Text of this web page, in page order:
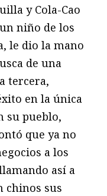
y Cola-Cao
niño de los
le dio la mano
de una
tercera,
en la única
su pueblo,
que ya no
a los
así a
chinos sus